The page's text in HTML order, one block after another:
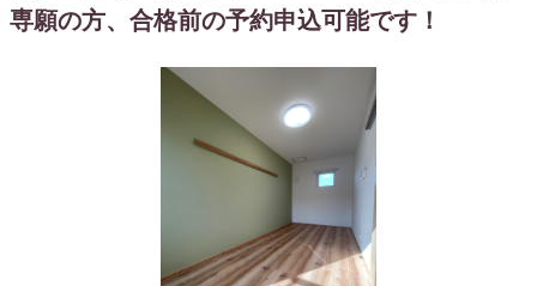
専願の方、合格前の予約申込可能です！